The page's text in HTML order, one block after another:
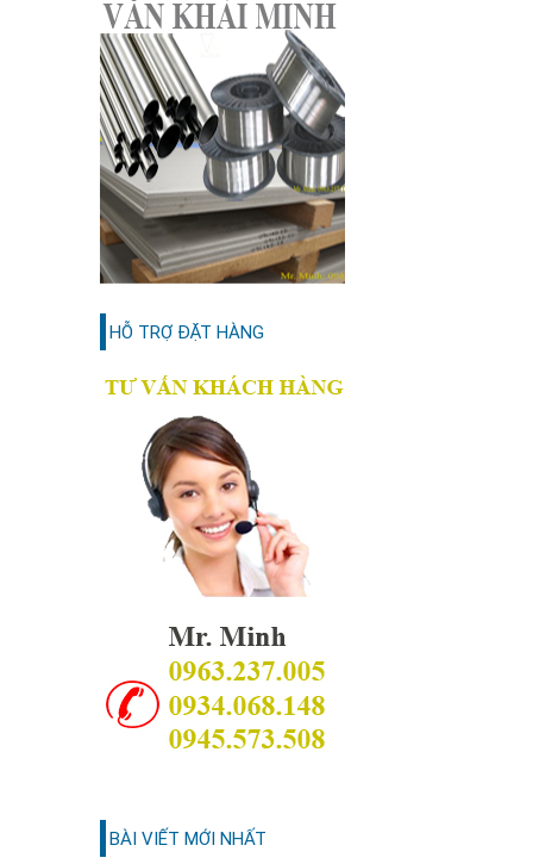
HỖ TRỢ ĐẶT HÀNG
BÀI VIẾT MỚI NHẤT